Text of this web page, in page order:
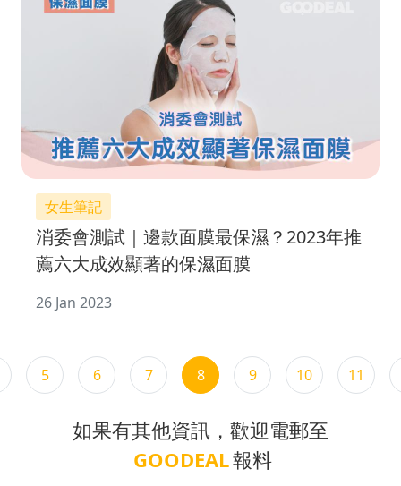
女生筆記
消委會測試｜邊款面膜最保濕？2023年推
薦六大成效顯著的保濕面膜
26 Jan 2023
5 6 7 8 9 10 11
如果有其他資訊，歡迎電郵至
GOODEAL報料